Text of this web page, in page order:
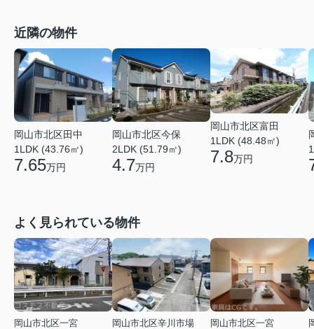
近隣の物件
岡山市北区田中
1LDK (43.76㎡)
7.65万円
岡山市北区今保
2LDK (51.79㎡)
4.7万円
岡山市北区富田
1LDK (48.48㎡)
7.8万円
よく見られている物件
岡山市北区一宮
岡山市北区辛川市場
岡山市北区一宮